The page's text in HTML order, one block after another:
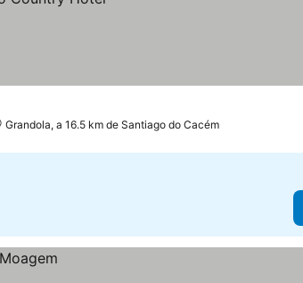
Grandola, a 16.5 km de Santiago do Cacém